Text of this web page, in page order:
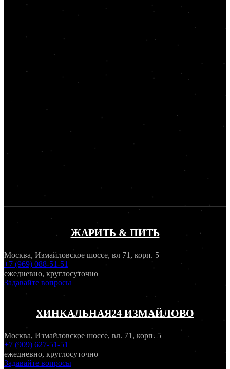
ЖАРИТЬ & ПИТЬ
Москва, Измайловское шоссе, вл 71, корп. 5
+7 (969) 088-51-51
ежедневно, круглосуточно
Задавайте вопросы
ХИНКАЛЬНАЯ24 ИЗМАЙЛОВО
Москва, Измайловское шоссе, вл. 71, корп. 5
+7 (909) 627-51-51
ежедневно, круглосуточно
Задавайте вопросы